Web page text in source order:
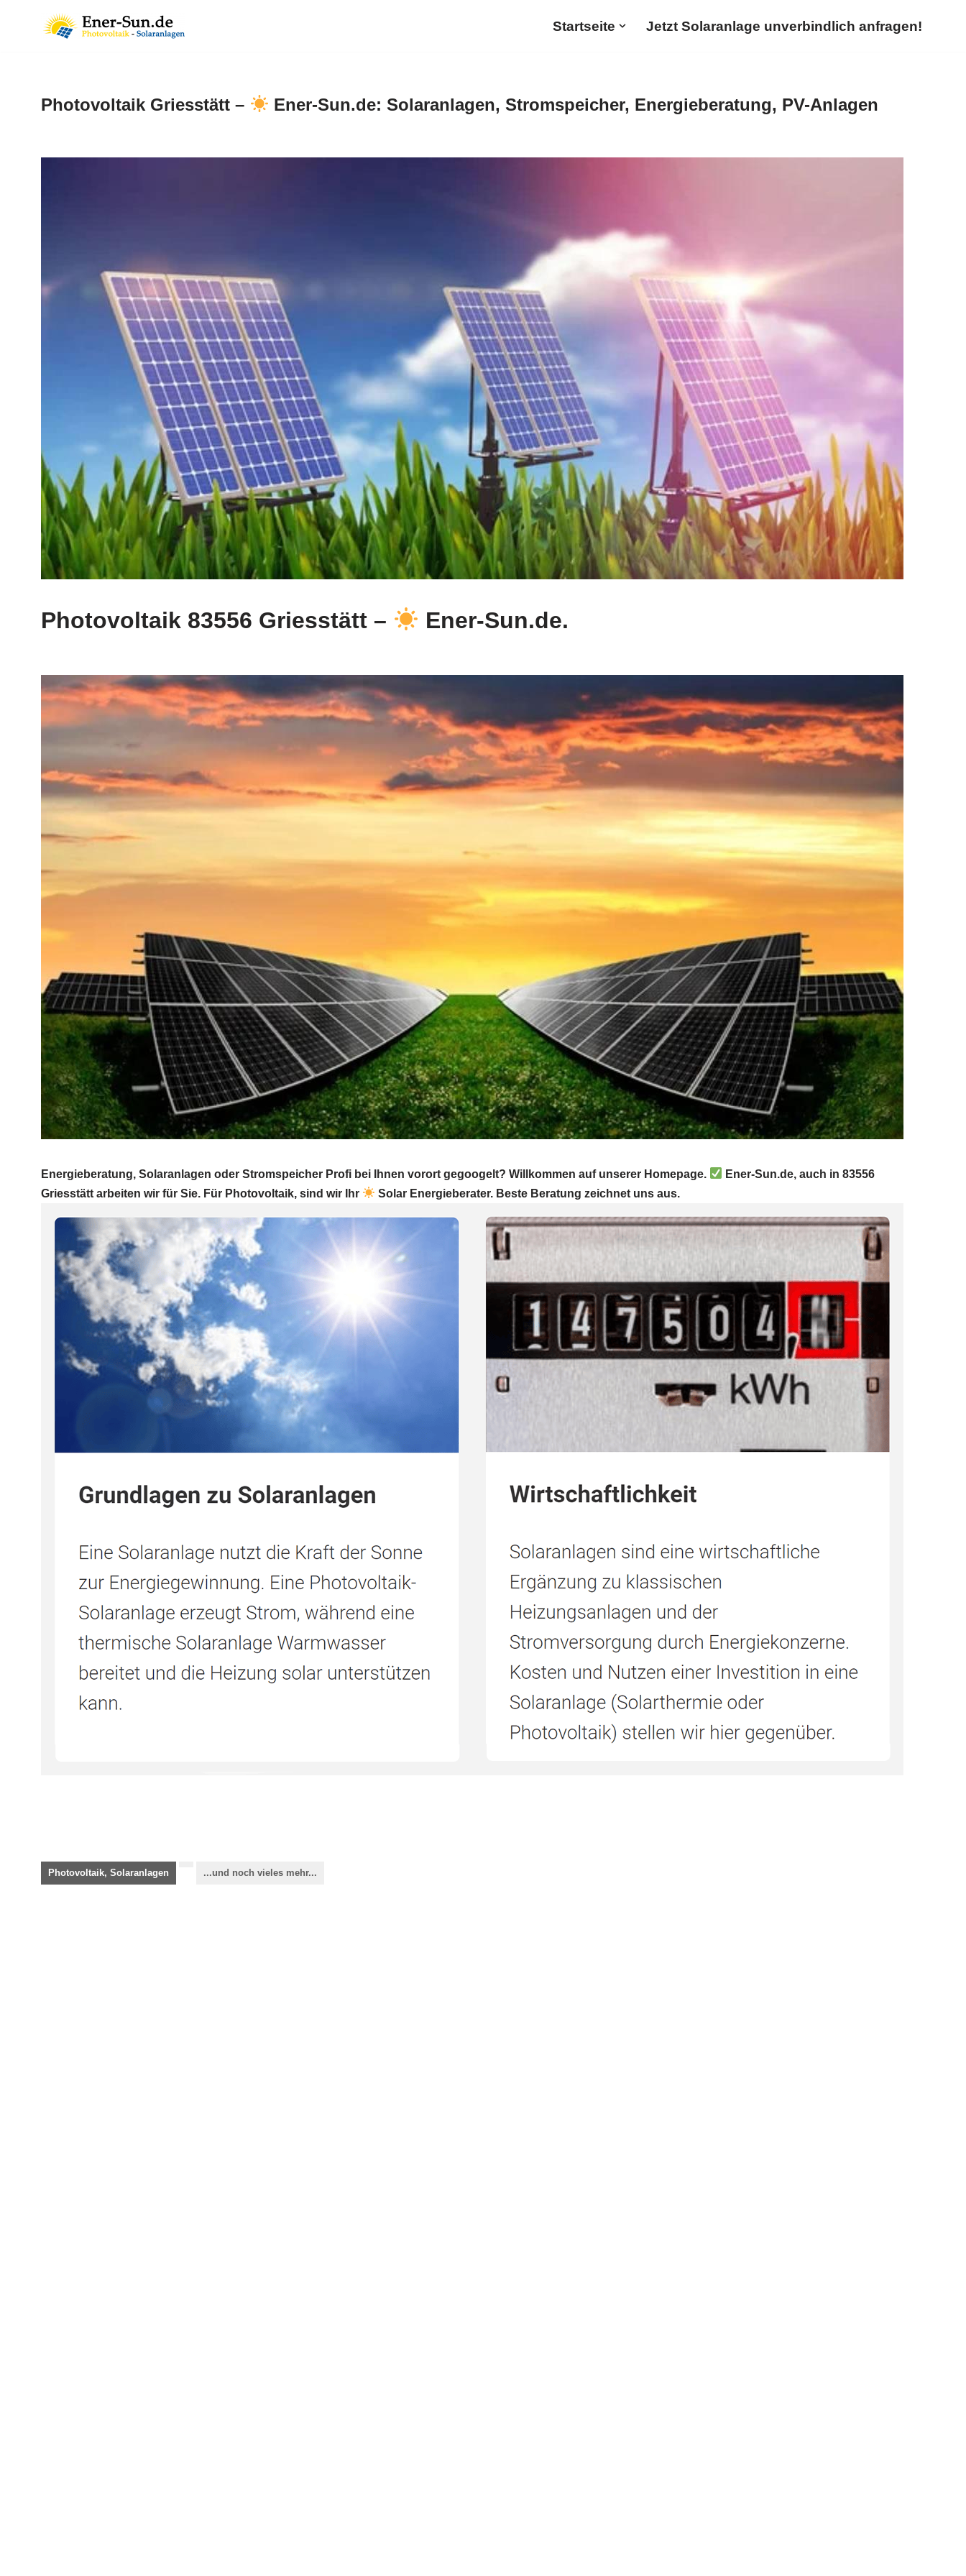
Startseite Jetzt Solaranlage unverbindlich anfragen!
Photovoltaik Griesstätt – Ener-Sun.de: Solaranlagen, Stromspeicher, Energieberatung, PV-Anlagen
Photovoltaik 83556 Griesstätt – Ener-Sun.de.
Energieberatung, Solaranlagen oder Stromspeicher Profi bei Ihnen vorort gegoogelt? Willkommen auf unserer Homepage.
Ener-Sun.de, auch in 83556
Griesstätt arbeiten wir für Sie. Für Photovoltaik, sind wir Ihr
Solar Energieberater. Beste Beratung zeichnet uns aus.
Photovoltaik, Solaranlagen ...und noch vieles mehr...